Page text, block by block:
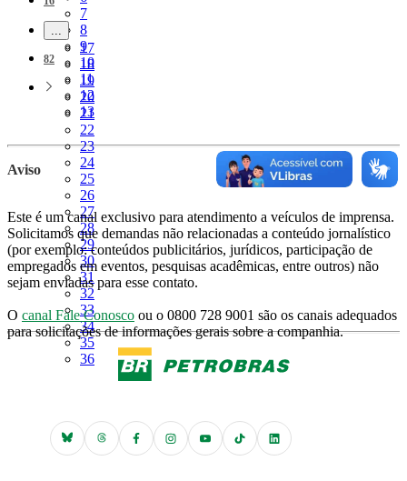
Página
7
Página
8
Página
9
Página
10
Página
11
Página
12
Página
13
...
Páginas intermediárias Usar ABA para navegar.
Página
17
Página
18
Página
19
Página
20
Página
21
Página
22
Página
23
Página
24
Página
25
Página
26
Página
27
Página
28
Página
29
Página
30
Página
31
Página
32
Página
33
Página
34
Página
35
Página
36
Página
82
Aviso
Este é um canal exclusivo para atendimento a veículos de imprensa.
Solicitamos que demandas não relacionadas a conteúdo jornalístico
(por exemplo: conteúdos publicitários, jurídicos, participação de
empregados em eventos, pesquisas acadêmicas, entre outros) não
sejam enviadas para esse contato.
O canal Fale Conosco ou o 0800 728 9001 são os canais adequados
para solicitações de informações gerais sobre a companhia.